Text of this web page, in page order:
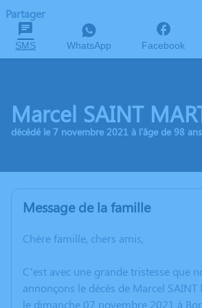
Partager
SMS WhatsApp Facebook
Marcel SAINT
décédé le 7 novembre 2021 à l'âge de 98 ans
Message de la famille
Chère famille, chers amis,
C’est avec une grande tristesse que
annonçons le décès de Marcel
le dimanche 07 novembre 2021 à